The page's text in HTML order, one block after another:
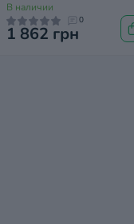
В наличии
0
1 862 грн